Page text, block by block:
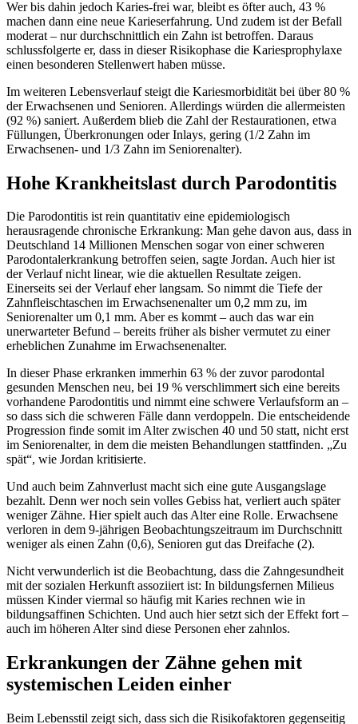
Wer bis dahin jedoch Karies-frei war, bleibt es öfter auch, 43 %
machen dann eine neue Karieserfahrung. Und zudem ist der Befall
moderat – nur durchschnittlich ein Zahn ist betroffen. Daraus
schlussfolgerte er, dass in dieser Risikophase die Kariesprophylaxe
einen besonderen Stellenwert haben müsse.
Im weiteren Lebensverlauf steigt die Kariesmorbidität bei über 80 %
der Erwachsenen und Senioren. Allerdings würden die allermeisten
(92 %) saniert. Außerdem blieb die Zahl der Restaurationen, etwa
Füllungen, Überkronungen oder Inlays, gering (1/2 Zahn im
Erwachsenen- und 1/3 Zahn im Seniorenalter).
Hohe Krankheitslast durch Parodontitis
Die Parodontitis ist rein quantitativ eine epidemiologisch
herausragende chronische Erkrankung: Man gehe davon aus, dass in
Deutschland 14 Millionen Menschen sogar von einer schweren
Parodontalerkrankung betroffen seien, sagte Jordan. Auch hier ist
der Verlauf nicht linear, wie die aktuellen Resultate zeigen.
Einerseits sei der Verlauf eher langsam. So nimmt die Tiefe der
Zahnfleischtaschen im Erwachsenenalter um 0,2 mm zu, im
Seniorenalter um 0,1 mm. Aber es kommt – auch das war ein
unerwarteter Befund – bereits früher als bisher vermutet zu einer
erheblichen Zunahme im Erwachsenenalter.
In dieser Phase erkranken immerhin 63 % der zuvor parodontal
gesunden Menschen neu, bei 19 % verschlimmert sich eine bereits
vorhandene Parodontitis und nimmt eine schwere Verlaufsform an –
so dass sich die schweren Fälle dann verdoppeln. Die entscheidende
Progression finde somit im Alter zwischen 40 und 50 statt, nicht erst
im Seniorenalter, in dem die meisten Behandlungen stattfinden. „Zu
spät“, wie Jordan kritisierte.
Und auch beim Zahnverlust macht sich eine gute Ausgangslage
bezahlt. Denn wer noch sein volles Gebiss hat, verliert auch später
weniger Zähne. Hier spielt auch das Alter eine Rolle. Erwachsene
verloren in dem 9-jährigen Beobachtungszeitraum im Durchschnitt
weniger als einen Zahn (0,6), Senioren gut das Dreifache (2).
Nicht verwunderlich ist die Beobachtung, dass die Zahngesundheit
mit der sozialen Herkunft assoziiert ist: In bildungsfernen Milieus
müssen Kinder viermal so häufig mit Karies rechnen wie in
bildungsaffinen Schichten. Und auch hier setzt sich der Effekt fort –
auch im höheren Alter sind diese Personen eher zahnlos.
Erkrankungen der Zähne gehen mit
systemischen Leiden einher
Beim Lebensstil zeigt sich, dass sich die Risikofaktoren gegenseitig